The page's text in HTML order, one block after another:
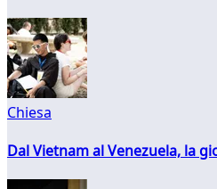
Chiesa
Dal Vietnam al Venezuela, la